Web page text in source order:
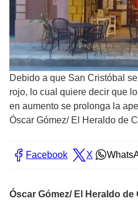
Debido a que San Cristóbal
rojo, lo cual quiere decir que
en aumento se prolonga la
Óscar Gómez/ El Heraldo de
Facebook X
Óscar Gómez/ El Heraldo de